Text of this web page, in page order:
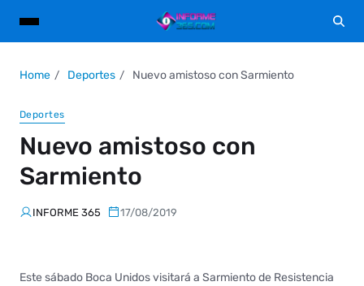
Home Deportes Nuevo amistoso con Sarmiento
Deportes
Nuevo amistoso con
Sarmiento
INFORME 365 17/08/2019
Este sábado Boca Unidos visitará a Sarmiento de Resistencia